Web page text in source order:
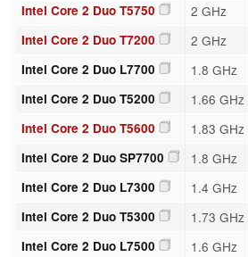
Intel Core 2 Duo T5750 2 GHz
Intel Core 2 Duo T7200 2 GHz
Intel Core 2 Duo L7700 1.8 GHz
Intel Core 2 Duo T5200 1.66 GHz
Intel Core 2 Duo T5600 1.83 GHz
Intel Core 2 Duo SP7700 1.8 GHz
Intel Core 2 Duo L7300 1.4 GHz
Intel Core 2 Duo T5300 1.73 GHz
Intel Core 2 Duo L7500 1.6 GHz